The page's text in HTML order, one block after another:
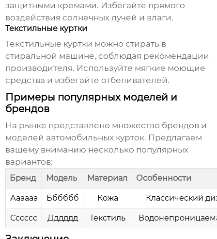
защитными кремами. Избегайте прямого
воздействия солнечных лучей и влаги.
Текстильные куртки
Текстильные куртки можно стирать в
стиральной машине, соблюдая рекомендации
производителя. Используйте мягкие моющие
средства и избегайте отбеливателей.
Примеры популярных моделей и
брендов
На рынке представлено множество брендов и
моделей автомобильных курток. Предлагаем
вашему вниманию несколько популярных
вариантов:
Бренд Модель Материал Особенности
Аааааа Бббббб Кожа Классический
Сссссс Дддддд Текстиль